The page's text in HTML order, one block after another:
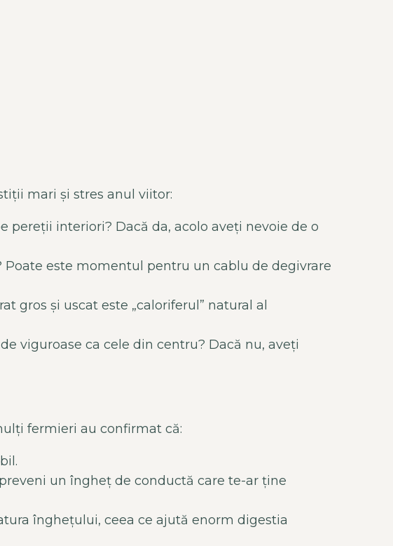
mari și stres anul viitor:
pereții interiori? Dacă da, acolo aveți nevoie de o
este momentul pentru un cablu de degivrare
gros și uscat este „caloriferul” natural al
viguroase ca cele din centru? Dacă nu, aveți
fermieri au confirmat că:
un îngheț de conductă care te-ar ține
înghețului, ceea ce ajută enorm digestia